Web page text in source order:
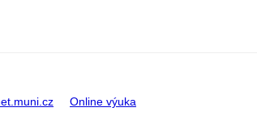
Online výuka